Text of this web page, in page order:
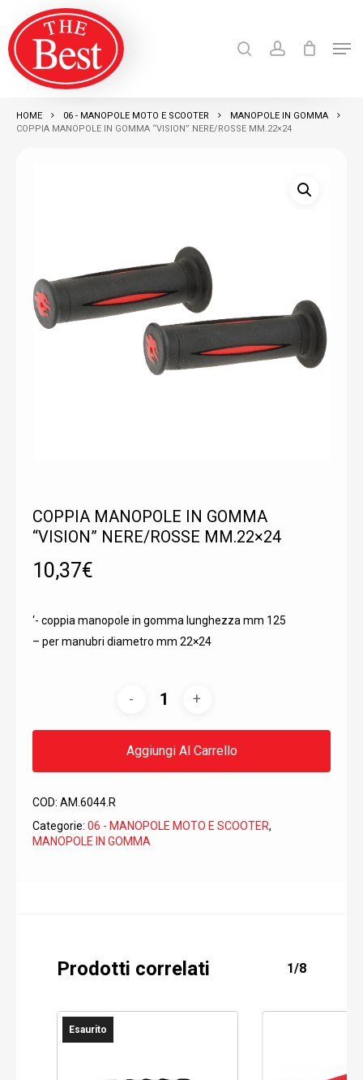
main
content
Products
search
HOME 06 - MANOPOLE MOTO E SCOOTER
MANOPOLE IN GOMMA
COPPIA MANOPOLE IN GOMMA “VISION” NERE/ROSSE MM.22×24
COPPIA MANOPOLE IN GOMMA
“VISION” NERE/ROSSE MM.22×24
10,37€
‘- coppia manopole in gomma lunghezza mm 125
– per manubri diametro mm 22×24
Aggiungi Al Carrello
COD: AM.6044.R
Categorie: 06 - MANOPOLE MOTO E SCOOTER,
MANOPOLE IN GOMMA
Prodotti correlati 1/8
Esaurito
Close